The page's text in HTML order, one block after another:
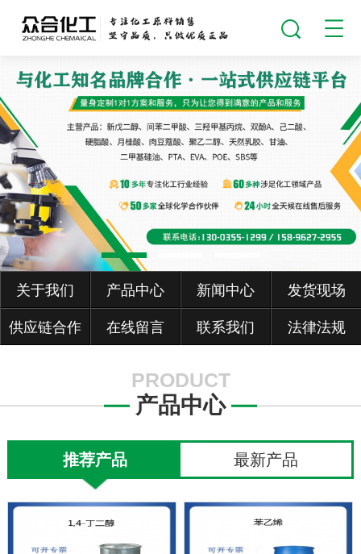
关于我们 产品中心 新闻中心 发货现场
供应链合作 在线留言 联系我们 法律法规
PRODUCT
产品中心
推荐产品 最新产品